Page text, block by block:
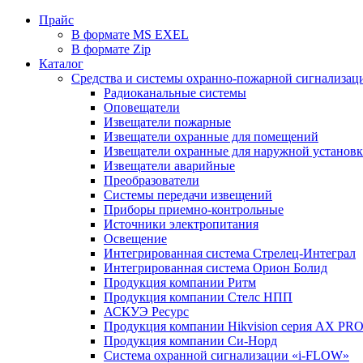
Прайс
В формате MS EXEL
В формате Zip
Каталог
Средства и системы охранно-пожарной
Радиоканальные системы
Оповещатели
Извещатели пожарные
Извещатели охранные для помещений
Извещатели охранные для наружной
Извещатели аварийные
Преобразователи
Системы передачи извещений
Приборы приемно-контрольные
Источники электропитания
Освещение
Интегрированная система Стрелец-Интеграл
Интегрированная система Орион Болид
Продукция компании Ритм
Продукция компании Стелс НПП
АСКУЭ Ресурс
Продукция компании Hikvision серия AX PRO
Продукция компании Си-Норд
Система охранной сигнализации «i-FLOW»